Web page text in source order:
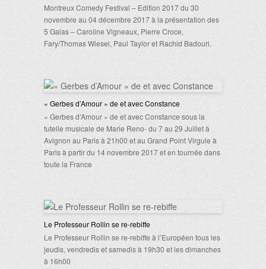
Montreux Comedy Festival – Edition 2017 du 30
novembre au 04 décembre 2017 à la présentation des
5 Galas – Caroline Vigneaux, Pierre Croce,
Fary/Thomas Wiesel, Paul Taylor et Rachid Badouri.
« Gerbes d’Amour » de et avec Constance
« Gerbes d’Amour » de et avec Constance sous la
tutelle musicale de Marie Reno- du 7 au 29 Juillet à
Avignon au Paris à 21h00 et au Grand Point Virgule à
Paris à partir du 14 novembre 2017 et en tournée dans
toute la France
Le Professeur Rollin se re-rebiffe
Le Professeur Rollin se re-rebiffe à l’Européen tous les
jeudis, vendredis et samedis à 19h30 et les dimanches
à 16h00